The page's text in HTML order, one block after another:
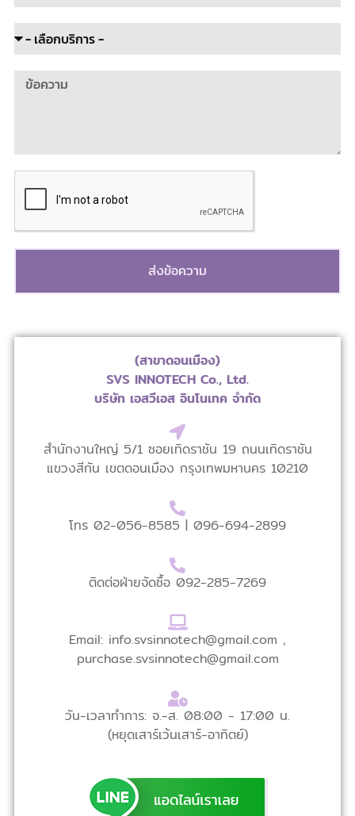
ส่งข้อความ
(สาขาดอนเมือง)
SVS INNOTECH Co., Ltd.
บริษัท เอสวีเอส อินโนเทค จำกัด
สำนักงานใหญ่ 5/1 ซอยเทิดราชัน 19 ถนนเทิดราชัน
แขวงสีกัน เขตดอนเมือง กรุงเทพมหานคร 10210
โทร 02-056-8585 | 096-694-2899
ติดต่อฝ่ายจัดซื้อ 092-285-7269
Email: info.svsinnotech@gmail.com ,
purchase.svsinnotech@gmail.com
วัน-เวลาทำการ: จ.-ส. 08:00 - 17:00 น.
(หยุดเสาร์เว้นเสาร์-อาทิตย์)